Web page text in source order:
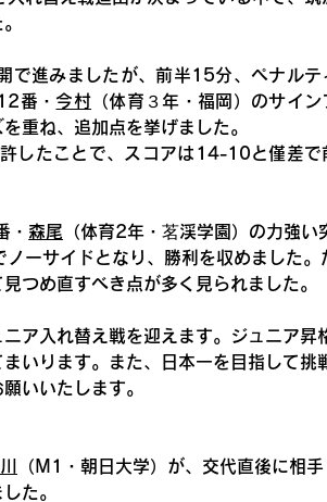
で進みましたが、前半15分、ペナルテ
番・今村 （体育３年・福岡）のサイン
重ね、追加点を挙げました。
したことで、スコアは14-10と僅差で
・ 森尾 （体育2年・茗渓学園） の力強い
ーサイドとなり、勝利を収めました。
つめ直すべき点が多く見られました。
ア入れ替え戦を迎えます。ジュニア昇
いります。また、日本一を目指して挑
いいたします。
（M1・朝日大学）が、交代直後に相手
た。